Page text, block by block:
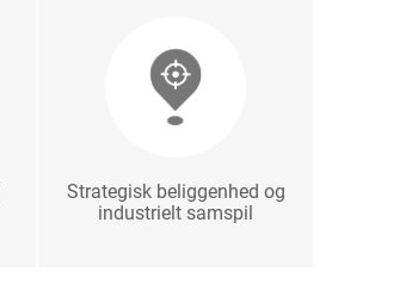
Strategisk beliggenhed og
industrielt samspil